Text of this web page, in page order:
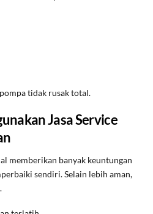
tidak rusak total.
Jasa Service
memberikan banyak keuntungan
sendiri. Selain lebih aman,